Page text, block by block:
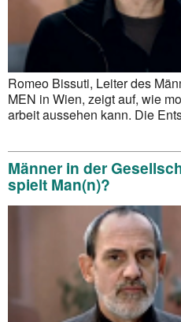
Romeo Bissuti, Leiter des
MEN in Wien, zeigt auf, wie
arbeit aussehen kann. Die
Männer in der
spielt Man(n)?